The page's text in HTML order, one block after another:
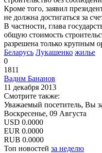
Кроме того, заявил
не должна достигаться за
В частности, глава
общую стоимость
разрешена только крупным
Беларусь Лукашенко жилье
0
1811
Вадим Бананов
11 декабря 2013
Смотрите также:
Уважаемый посетитель, Вы
Воскресенье, 09 Августа
USD 0.0000
EUR 0.0000
RUB 0.0000
Топ новостей за неделю